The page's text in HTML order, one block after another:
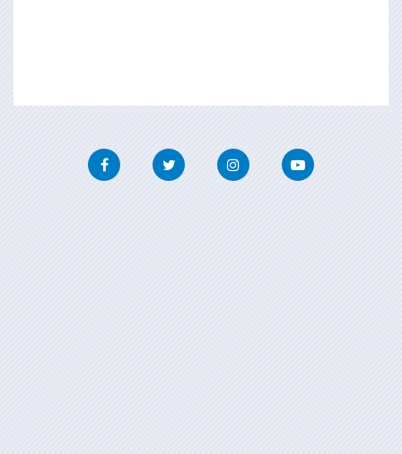
FacebookTwitter InstagramYoutube